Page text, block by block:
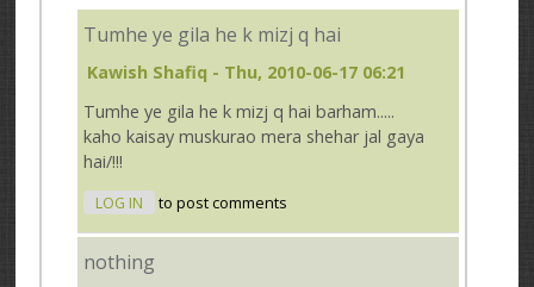
Tumhe ye gila he k mizj q hai
Kawish Shafiq - Thu, 2010-06-17 06:21
Tumhe ye gila he k mizj q hai barham.....
kaho kaisay muskurao mera shehar jal gaya
hai/!!!
LOG IN to post comments
nothing